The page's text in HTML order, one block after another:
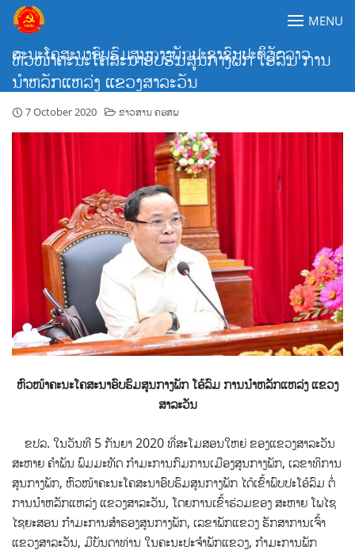
Skip
content
ຄະນະໂຄສະນາອົບຮົມສູນກາງພັກປະຊາຊົນປະຕິວັດລາວ
MENU
ຫົວໜ້າຄະນະໂຄສະນາອົບຮົມສູນກາງພັກ ໂອ້ລົມ ການ
ນຳຫລັກແຫລ່ງ ແຂວງສາລະວັນ
7 October 2020 ຂ່າວສານ ຄອສພ
ຫົວໜ້າຄະນະໂຄສະນາອົບຮົມສູນກາງພັກ ໂອ້ລົມ ການນຳຫລັກແຫລ່ງ ແຂວງ
ສາລະວັນ
ຂປລ. ໃນວັນທີ 5 ກັນຍາ 2020 ທີ່ສະໂມສອນໃຫຍ່ ຂອງແຂວງສາລະວັນ
ສະຫາຍ ຄຳພັນ ພົມມະທັດ ກຳມະການກົມການເມືອງສູນກາງພັກ, ເລຂາທິການ
ສູນກາງພັກ, ຫົວໜ້າຄະນະໂຄສະນາອົບຮົມສູນກາງພັກ ໄດ້ເຂົ້າພົບປະໂອ້ລົມ ຕໍ່
ການນຳຫລັກແຫລ່ງ ແຂວງສາລະວັນ, ໂດຍການເຂົ້າຮ່ວມຂອງ ສະຫາຍ ໂພໄຊ
ໄຊຍະສອນ ກຳມະການສຳຮອງສູນກາງພັກ, ເລຂາພັກແຂວງ ຮັກສາການເຈົ້າ
ແຂວງສາລະວັນ, ມີບັນດາທ່ານ ໃນຄະນະປະຈຳພັກແຂວງ, ກຳມະການພັກ